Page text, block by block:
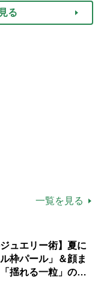
る
一覧を見る
ジュエリー術】夏に
枠パール」＆顔ま
揺れる一粒」の使